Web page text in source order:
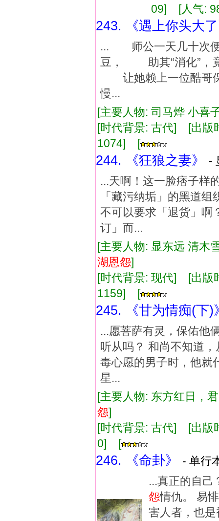
09] [人气:
243. 《遇上你头大
... 师公一天几十次
豆， 助其“消化”，
让她赖上一位酷
慢...
[主要人物: 司马烨 小
[时代背景: 古代] [出
1074] [
244. 《狂狼之妻》
-
...天啊！这一脸痞子样
「藏污纳垢」的黑道
不可以要求「退货」啊
订」而...
[主要人物: 显东远 清
湖恩怨]
[时代背景: 现代] [出
1159] [
245. 《甘为情痴(下)
...愿菩萨有灵，保佑
听从吗？ 和尚不知道
毒心愿的男子时，他就
星...
[主要人物: 东方红日，
怨]
[时代背景: 古代] [出
0] [
246. 《命卦》
- 单行
...真正的自己
怨情仇。 易
害人者，也